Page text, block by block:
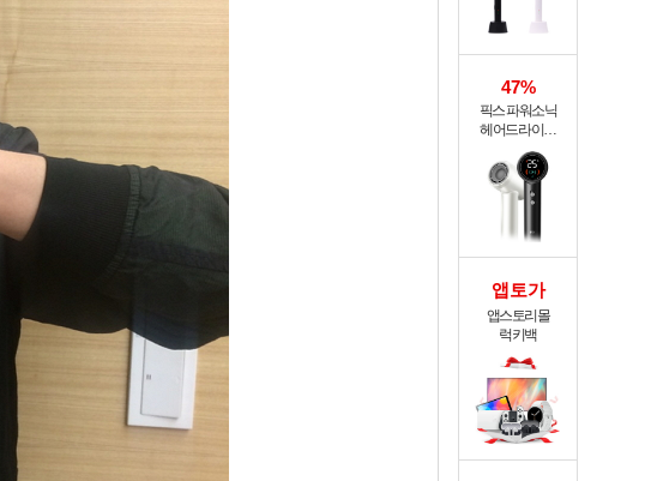
47%
픽스 파워소닉
헤어드라이기
XHS-702
앱토가
앱스토리몰
럭키백